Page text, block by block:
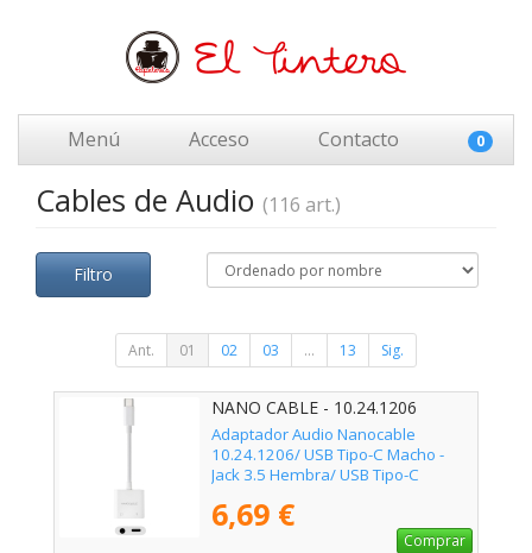
Menú Acceso Contacto 0
Cables de Audio (116 art.)
Filtro
Ant. 01 02 03 ... 13 Sig.
NANO CABLE - 10.24.1206
Adaptador Audio Nanocable
10.24.1206/ USB Tipo-C Macho -
Jack 3.5 Hembra/ USB Tipo-C
6,69 €
Comprar